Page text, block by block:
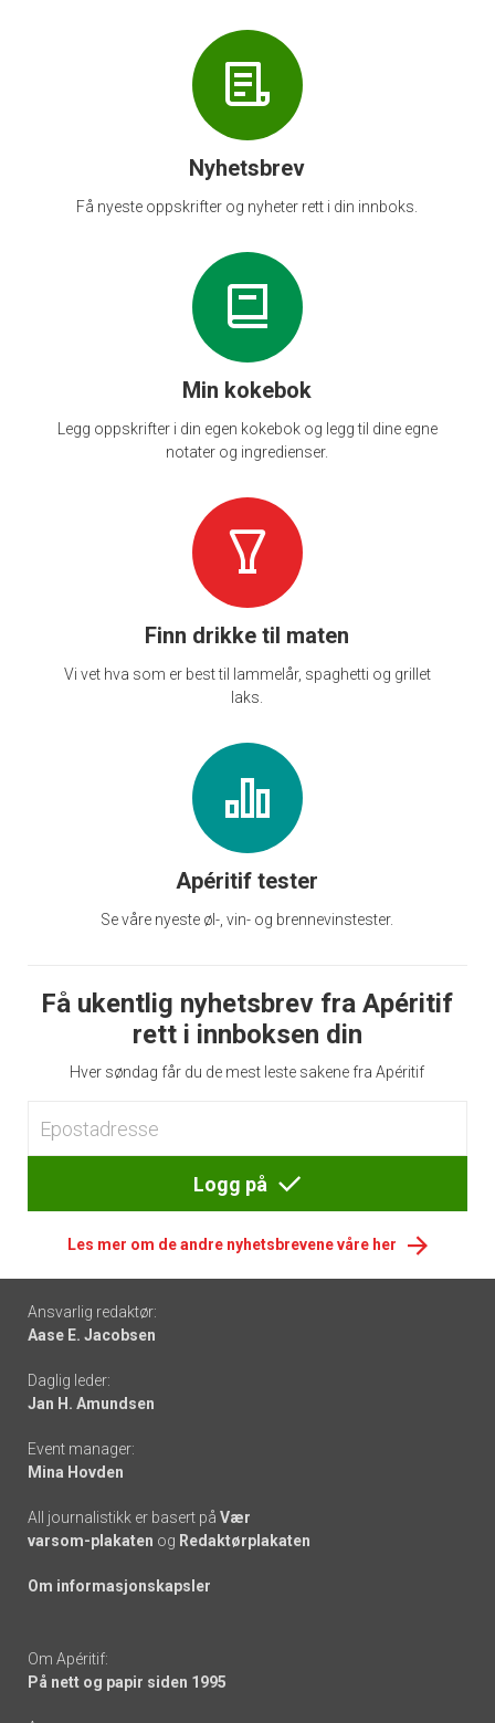
Nyhetsbrev
Få nyeste oppskrifter og nyheter rett i din innboks.
Min kokebok
Legg oppskrifter i din egen kokebok og legg til dine egne
notater og ingredienser.
Finn drikke til maten
Vi vet hva som er best til lammelår, spaghetti og grillet
laks.
Apéritif tester
Se våre nyeste øl-, vin- og brennevinstester.
Få ukentlig nyhetsbrev fra Apéritif
rett i innboksen din
Hver søndag får du de mest leste sakene fra Apéritif
Logg på
Les mer om de andre nyhetsbrevene våre her
Footer
-
links
Ansvarlig redaktør:
Aase E. Jacobsen
Daglig leder:
Jan H. Amundsen
Event manager:
Mina Hovden
All journalistikk er basert på Vær
varsom-plakaten og Redaktørplakaten
Om informasjonskapsler
Om Apéritif:
På nett og papir siden 1995